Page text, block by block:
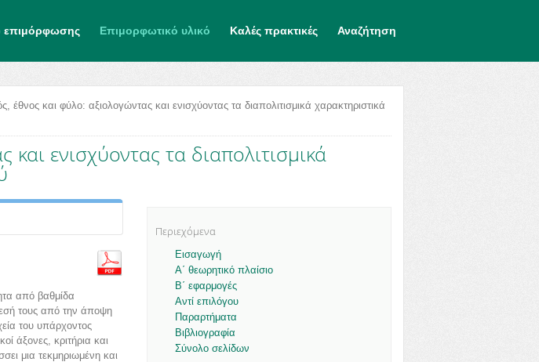
επιμόρφωσης Επιμορφωτικό υλικό Καλές πρακτικές Αναζήτηση
έθνος και φύλο: αξιολογώντας και ενισχύοντας τα διαπολιτισμικά χαρακτηριστικά
ενισχύοντας τα διαπολιτισμικά
Περιεχόμενα
Εισαγωγή
A΄ θεωρητικό πλαίσιο
B΄ εφαρμογές
Αντί επιλόγου
Παραρτήματα
Βιβλιογραφία
Σύνολο σελίδων
από βαθμίδα
τους από την άποψη
του υπάρχοντος
άξονες, κριτήρια και
μια τεκμηριωμένη και